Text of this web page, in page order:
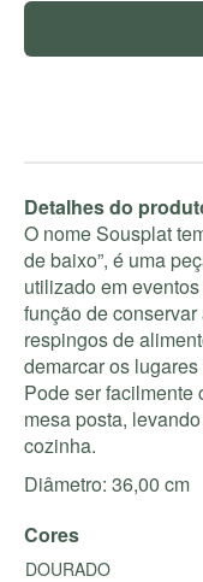
Detalhes do
O nome Sousplat
de baixo”, é uma
utilizado em
função de
respingos de
demarcar os
Pode ser facilmente
mesa posta,
cozinha.
Diâmetro: 36,00 cm
Cores
DOURADO